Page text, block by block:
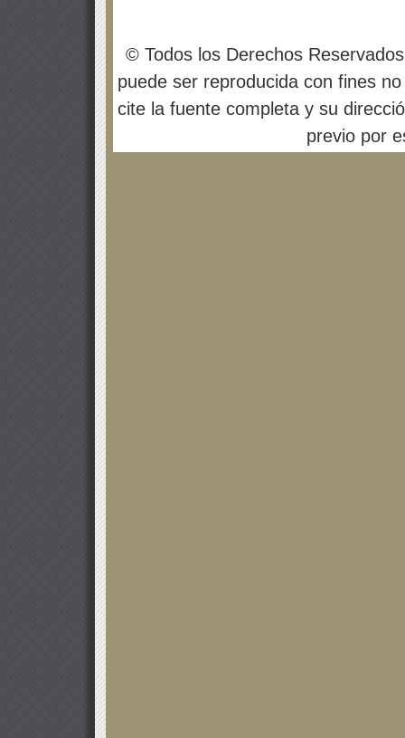
© Todos los Derechos
puede ser reproducida con fines
cite la fuente completa y su
previo por